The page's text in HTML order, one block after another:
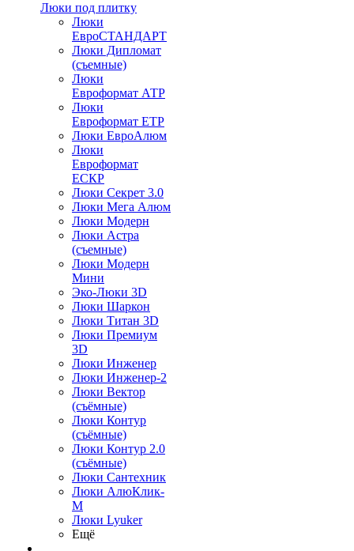
Люки под плитку
Люки
ЕвроСТАНДАРТ
Люки Дипломат
(съемные)
Люки
Евроформат АТР
Люки
Евроформат ЕТР
Люки ЕвроАлюм
Люки
Евроформат
ЕСКР
Люки Секрет 3.0
Люки Мега Алюм
Люки Модерн
Люки Астра
(съемные)
Люки Модерн
Мини
Эко-Люки 3D
Люки Шаркон
Люки Титан 3D
Люки Премиум
3D
Люки Инженер
Люки Инженер-2
Люки Вектор
(съёмные)
Люки Контур
(съёмные)
Люки Контур 2.0
(съёмные)
Люки Сантехник
Люки АлюКлик-
М
Люки Lyuker
Ещё